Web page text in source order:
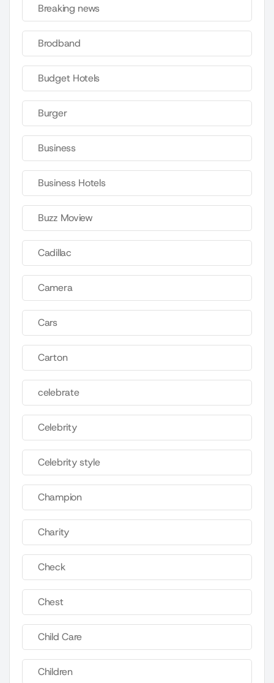
Breaking news
Brodband
Budget Hotels
Burger
Business
Business Hotels
Buzz Moview
Cadillac
Camera
Cars
Carton
celebrate
Celebrity
Celebrity style
Champion
Charity
Check
Chest
Child Care
Children